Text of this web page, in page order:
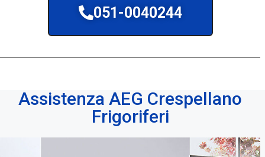
051-0040244
Assistenza AEG Crespellano
Frigoriferi